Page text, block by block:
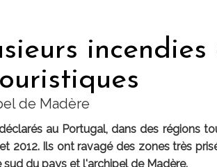
incendies
de Madère
au Portugal, dans des régions
2012. Ils ont ravagé des zones très
du pays et l'archipel de Madère.